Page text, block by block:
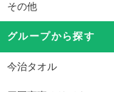
その他
グループから探す
今治タオル